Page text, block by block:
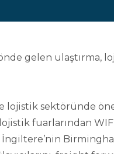
gelen ulaştırma,
lojistik sektöründe
fuarlarından
İngiltere’nin